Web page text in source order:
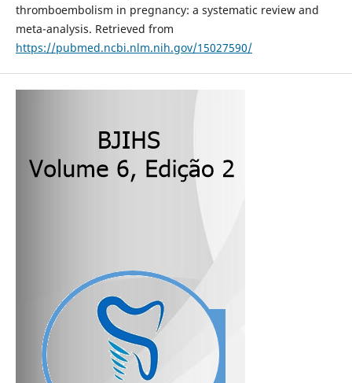
thromboembolism in pregnancy: a systematic review and
meta-analysis. Retrieved from
https://pubmed.ncbi.nlm.nih.gov/15027590/